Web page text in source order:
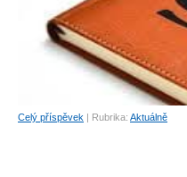
Celý příspěvek | Rubrika: Aktuálně